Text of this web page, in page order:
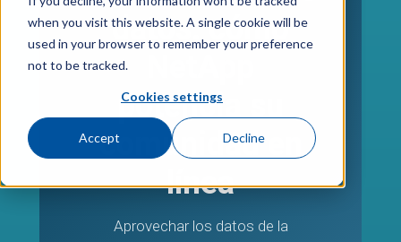
when you visit this website. A single cookie will be
used in your browser to remember your preference
not to be tracked.
Cookies settings
Accept Decline
datos: cómo
potencia su
comunidad en
línea
Aprovechar los datos de la